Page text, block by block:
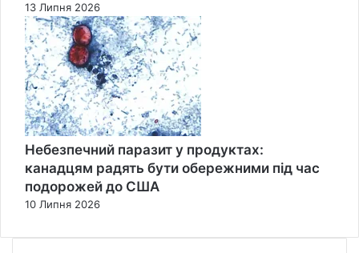
13 Липня 2026
Небезпечний паразит у продуктах:
канадцям радять бути обережними під час
подорожей до США
10 Липня 2026